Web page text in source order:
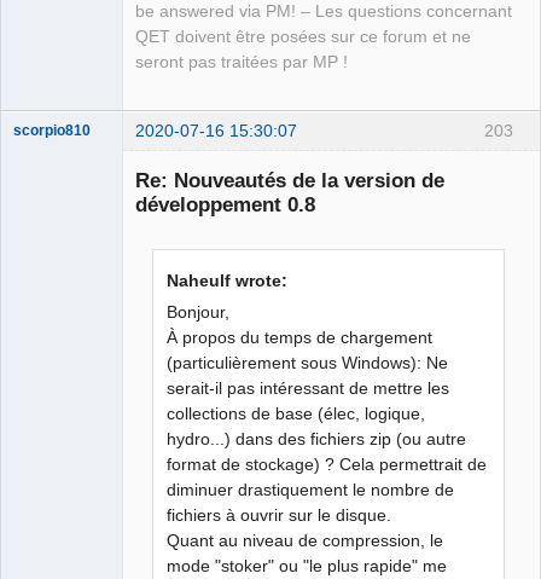
be answered via PM! – Les questions concernant
QET doivent être posées sur ce forum et ne
seront pas traitées par MP !
203
scorpio810 2020-07-16 15:30:07
Re: Nouveautés de la version de
développement 0.8
Naheulf wrote:
Bonjour,
À propos du temps de chargement
(particulièrement sous Windows): Ne
serait-il pas intéressant de mettre les
collections de base (élec, logique,
hydro...) dans des fichiers zip (ou autre
format de stockage) ? Cela permettrait de
diminuer drastiquement le nombre de
fichiers à ouvrir sur le disque.
Quant au niveau de compression, le
mode "stoker" ou "le plus rapide" me